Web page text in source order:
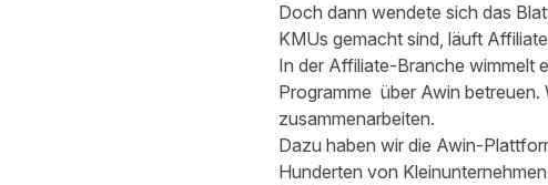
Doch dann wendete sich das
KMUs gemacht sind, läuft
In der Affiliate-Branche wimmelt
Programme über Awin betreuen.
zusammenarbeiten.
Dazu haben wir die Awin-
Hunderten von